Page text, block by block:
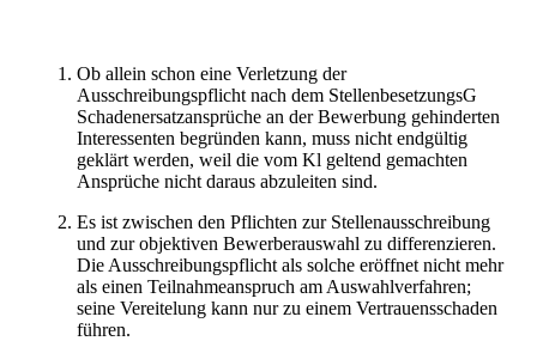
Ob allein schon eine Verletzung der
Ausschreibungspflicht nach dem StellenbesetzungsG
Schadenersatzansprüche an der Bewerbung gehinderten
Interessenten begründen kann, muss nicht endgültig
geklärt werden, weil die vom Kl geltend gemachten
Ansprüche nicht daraus abzuleiten sind.
Es ist zwischen den Pflichten zur Stellenausschreibung
und zur objektiven Bewerberauswahl zu differenzieren.
Die Ausschreibungspflicht als solche eröffnet nicht mehr
als einen Teilnahmeanspruch am Auswahlverfahren;
seine Vereitelung kann nur zu einem Vertrauensschaden
führen.